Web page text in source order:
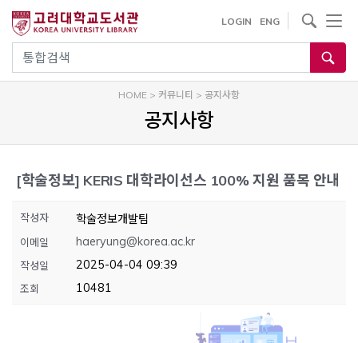
건
기
통합검색
LOGIN ENG
사이트내 검색
HOME > 커뮤니티 > 공지사항
공지사항
[학술정보] KERIS 대학라이선스 100% 지원 품목 안내
작성자 학술정보개발팀
이메일 haeryung@korea.ac.kr
작성일 2025-04-04 09:39
조회 10481